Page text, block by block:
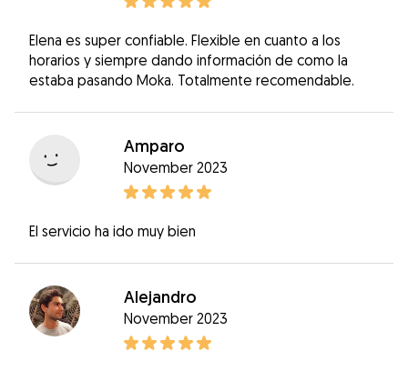
Elena es super confiable. Flexible en cuanto a los
horarios y siempre dando información de como la
estaba pasando Moka. Totalmente recomendable.
Amparo
November 2023
El servicio ha ido muy bien
Alejandro
November 2023